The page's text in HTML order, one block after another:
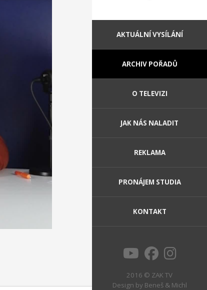
AKTUÁLNÍ VYSÍLÁNÍ
ARCHIV POŘADŮ
O TELEVIZI
JAK NÁS NALADIT
REKLAMA
PRONÁJEM STUDIA
KONTAKT
2016 © ZAK TV
Design by Beneš & Michl